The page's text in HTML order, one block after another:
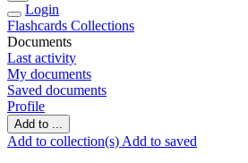
Login
Flashcards Collections
Documents
Last activity
My documents
Saved documents
Profile
Add to ...
Add to collection(s) Add to saved